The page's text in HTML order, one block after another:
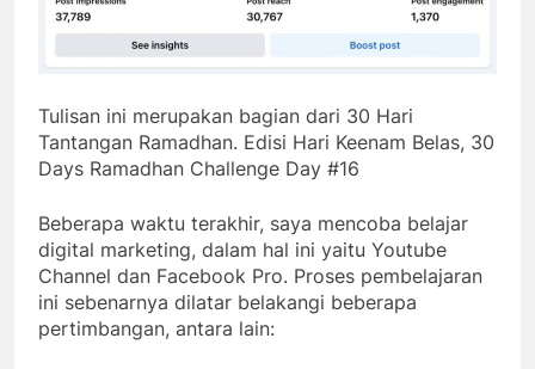
Tulisan ini merupakan bagian dari 30 Hari
Tantangan Ramadhan. Edisi Hari Keenam Belas, 30
Days Ramadhan Challenge Day #16
Beberapa waktu terakhir, saya mencoba belajar
digital marketing, dalam hal ini yaitu Youtube
Channel dan Facebook Pro. Proses pembelajaran
ini sebenarnya dilatar belakangi beberapa
pertimbangan, antara lain: